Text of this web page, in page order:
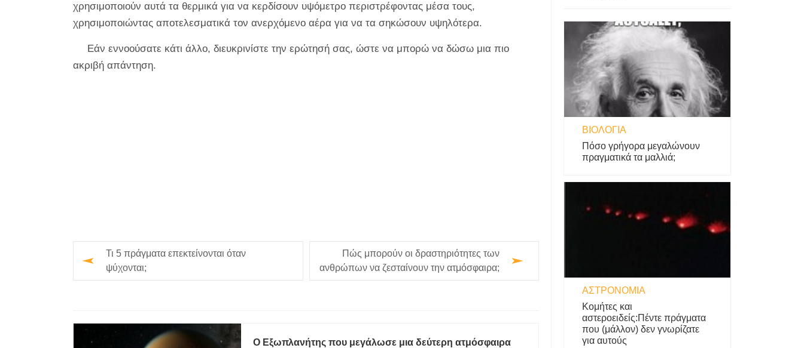
χρησιμοποιούν αυτά τα θερμικά για να κερδίσουν υψόμετρο περιστρέφοντας μέσα τους,
χρησιμοποιώντας αποτελεσματικά τον ανερχόμενο αέρα για να τα σηκώσουν υψηλότερα.
Εάν εννοούσατε κάτι άλλο, διευκρινίστε την ερώτησή σας, ώστε να μπορώ να δώσω μια πιο
ακριβή απάντηση.
Τι 5 πράγματα επεκτείνονται όταν
ψύχονται;
Πώς μπορούν οι δραστηριότητες των
ανθρώπων να ζεσταίνουν την ατμόσφαιρα;
Ο Εξωπλανήτης που μεγάλωσε μια δεύτερη ατμόσφαιρα
ΒΙΟΛΟΓΊΑ
Πόσο γρήγορα μεγαλώνουν
πραγματικά τα μαλλιά;
ΑΣΤΡΟΝΟΜΊΑ
Κομήτες και
αστεροειδείς:Πέντε πράγματα
που (μάλλον) δεν γνωρίζατε
για αυτούς